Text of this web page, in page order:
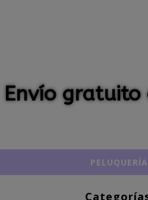
Envío gratuito
PELUQUERÍA